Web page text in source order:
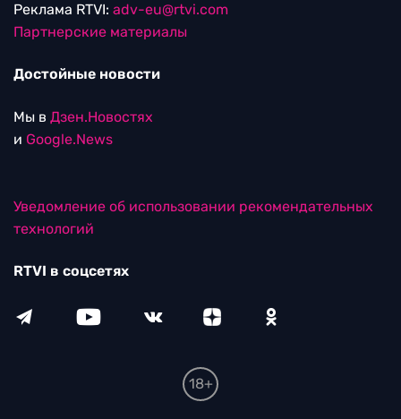
Реклама RTVI: adv-eu@rtvi.com
Партнерские материалы
Достойные новости
Мы в Дзен.Новостях
и Google.News
Уведомление об использовании рекомендательных
технологий
RTVI в соцсетях
18+